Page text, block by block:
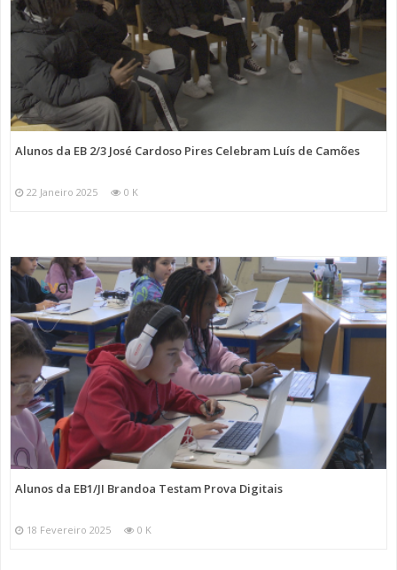
Alunos da EB 2/3 José Cardoso Pires Celebram Luís de Camões
22 Janeiro 2025 0 K
Alunos da EB1/JI Brandoa Testam Prova Digitais
18 Fevereiro 2025 0 K